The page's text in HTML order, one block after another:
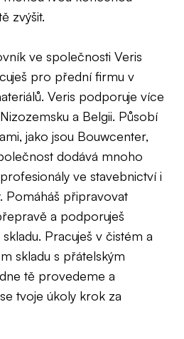
zvýšit.
ve společnosti Veris
pro přední firmu v
Veris podporuje více
a Belgii. Působí
jako jsou Bouwcenter,
dodává mnoho
ve stavebnictví i
Pomáháš připravovat
a podporuješ
Pracuješ v čistém a
skladu s přátelským
tě provedeme a
tvoje úkoly krok za